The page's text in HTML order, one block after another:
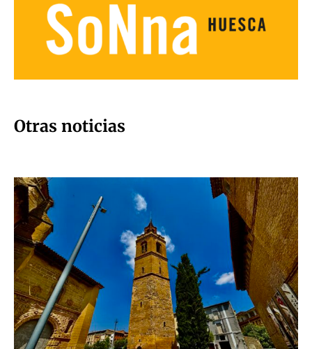
Otras noticias